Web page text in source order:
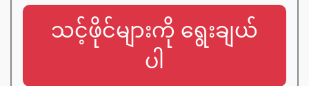
သင့်ဖိုင်များကို ရွေးချယ်
ပါ